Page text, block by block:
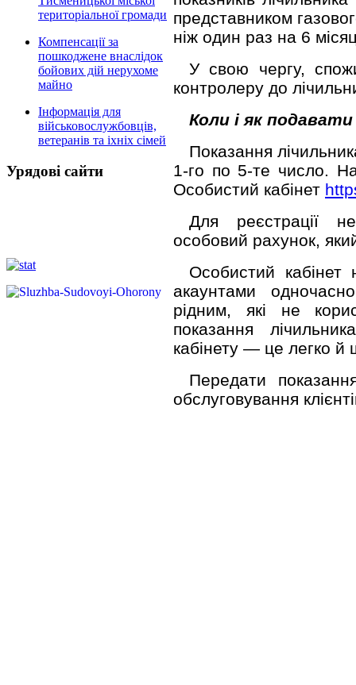
територіальної громади
Компенсації за
пошкоджене внаслідок
бойових дій нерухоме
майно
Інформація для
військовослужбовців,
ветеранів та іхніх сімей
Урядові сайти
представником
ніж один раз на 6
У свою чергу,
контролеру до
Коли і як
Показання
1-го по 5-те число.
Особистий кабінет
Для реєстрації
особовий рахунок,
Особистий кабінет
акаунтами
рідним, які не
показання
кабінету — це легко й
Передати
обслуговування